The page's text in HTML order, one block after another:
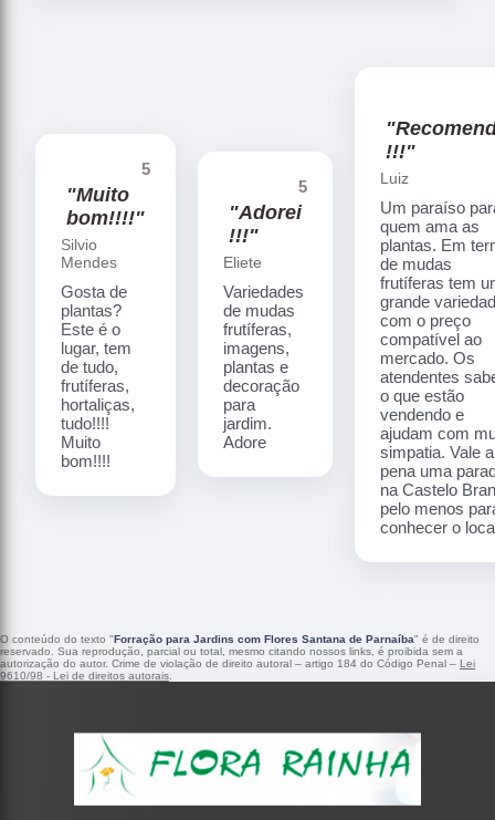
5
"Muito
bom!!!!"
Silvio
Mendes
Gosta de
plantas?
Este é o
lugar, tem
de tudo,
frutíferas,
hortaliças,
tudo!!!!
Muito
bom!!!!
5
"Adorei
!!!"
Eliete
Variedades
de mudas
frutíferas,
imagens,
plantas e
decoração
para
jardim.
Adore
!!!"
Luiz
Um paraíso
quem ama as
plantas. Em
de mudas
frutíferas tem
grande
com o preço
compatível ao
mercado. Os
atendentes
o que estão
vendendo e
ajudam com
simpatia. Vale a
pena uma
na Castelo
pelo menos
conhecer o
O conteúdo do texto "Forração para Jardins com Flores Santana de Parnaíba" é de direito
reservado. Sua reprodução, parcial ou total, mesmo citando nossos links, é proibida sem a
autorização do autor. Crime de violação de direito autoral – artigo 184 do Código Penal – Lei
9610/98 - Lei de direitos autorais